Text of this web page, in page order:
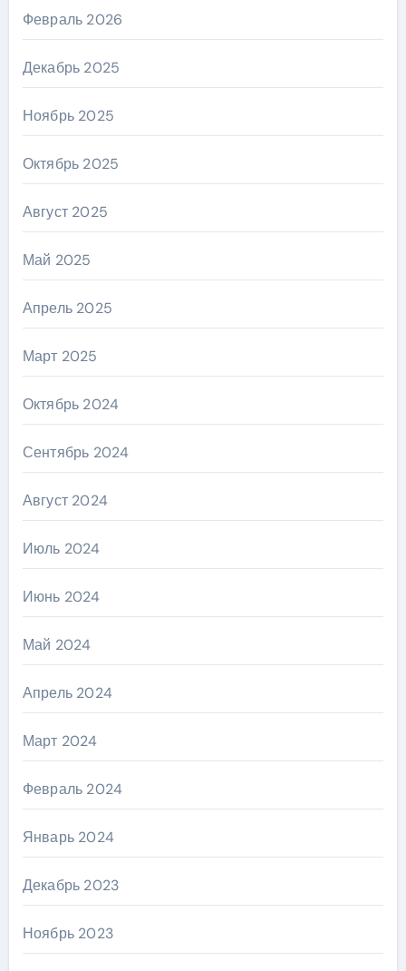
Февраль 2026
Декабрь 2025
Ноябрь 2025
Октябрь 2025
Август 2025
Май 2025
Апрель 2025
Март 2025
Октябрь 2024
Сентябрь 2024
Август 2024
Июль 2024
Июнь 2024
Май 2024
Апрель 2024
Март 2024
Февраль 2024
Январь 2024
Декабрь 2023
Ноябрь 2023